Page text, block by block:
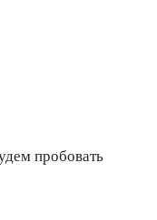
пробовать